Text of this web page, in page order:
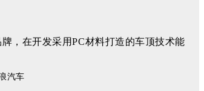
，在开发采用PC材料打造的车顶技术能
汽车